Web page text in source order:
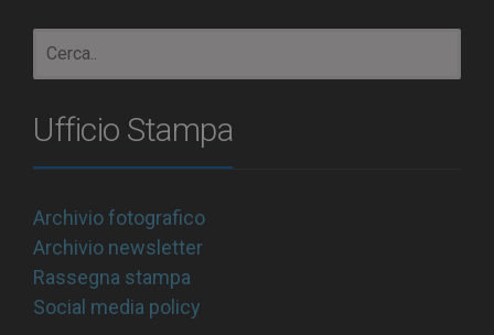
Ufficio Stampa
Archivio fotografico
Archivio newsletter
Rassegna stampa
Social media policy